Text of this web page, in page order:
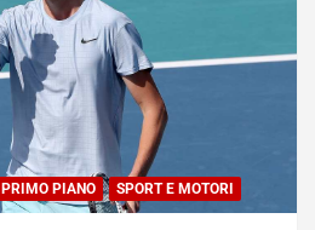
PRIMO PIANO SPORT E MOTORI